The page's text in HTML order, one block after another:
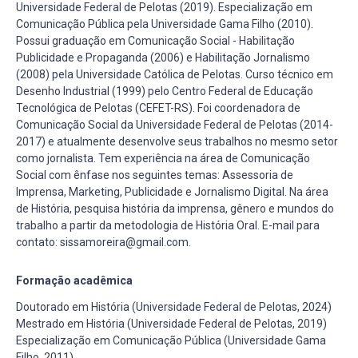
Universidade Federal de Pelotas (2019). Especialização em
Comunicação Pública pela Universidade Gama Filho (2010).
Possui graduação em Comunicação Social - Habilitação
Publicidade e Propaganda (2006) e Habilitação Jornalismo
(2008) pela Universidade Católica de Pelotas. Curso técnico em
Desenho Industrial (1999) pelo Centro Federal de Educação
Tecnológica de Pelotas (CEFET-RS). Foi coordenadora de
Comunicação Social da Universidade Federal de Pelotas (2014-
2017) e atualmente desenvolve seus trabalhos no mesmo setor
como jornalista. Tem experiência na área de Comunicação
Social com ênfase nos seguintes temas: Assessoria de
Imprensa, Marketing, Publicidade e Jornalismo Digital. Na área
de História, pesquisa história da imprensa, gênero e mundos do
trabalho a partir da metodologia de História Oral. E-mail para
contato: sissamoreira@gmail.com.
Formação acadêmica
Doutorado em História (Universidade Federal de Pelotas, 2024)
Mestrado em História (Universidade Federal de Pelotas, 2019)
Especialização em Comunicação Pública (Universidade Gama